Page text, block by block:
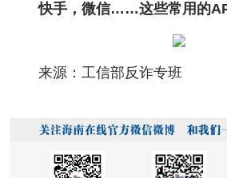
快手，微信……这些常用的
来源：工信部反诈专班